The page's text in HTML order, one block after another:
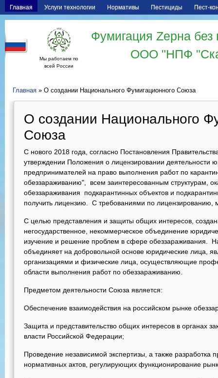
Главная Услуги технологии Нормативы Пестициды Пест-
Мы работаем по
всей России
Фумигация Zерна
ООО "НПФ
Главная » О создании Национального Фумигационного Союза
О создании Национального
Союза
С нового 2018 года, согласно Постановления
утверждении Положения о лицензировании деятельности
предпринимателей на право выполнения работ по
обеззараживанию", всем заинтересованным структурам,
обеззараживания подкарантинных объектов и
получить лицензию. С требованиями по лицензированию,
С целью представления и защиты общих интересов,
негосударственное, некоммерческое объединение
изучение и решение проблем в сфере обеззараживания.
объединяет на добровольной основе юридические лица,
организациями и физические лица, осуществляющие
области выполнения работ по обеззараживанию.
Предметом деятельности Союза является:
Обеспечение взаимодействия на российском рынке
Защита и представительство общих интересов в органах
власти Российской Федерации;
Проведение независимой экспертизы, а также разработка
нормативных актов, регулирующих функционирование